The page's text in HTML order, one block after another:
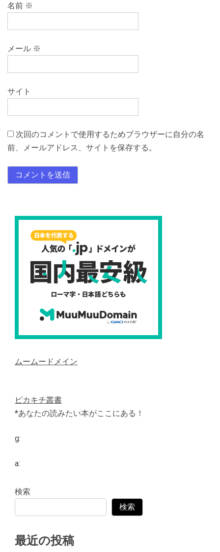
名前 ※
メール ※
サイト
次回のコメントで使用するためブラウザーに自分の名
前、メールアドレス、サイトを保存する。
ムームードメイン
ピカキチ叢書
*あなたの読みたい本がここにある！
g:
a:
検索
検索
最近の投稿